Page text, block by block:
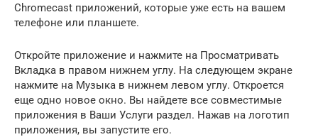
Chromecast приложений, которые уже есть на вашем
телефоне или планшете.
Откройте приложение и нажмите на Просматривать
Вкладка в правом нижнем углу. На следующем экране
нажмите на Музыка в нижнем левом углу. Откроется
еще одно новое окно. Вы найдете все совместимые
приложения в Ваши Услуги раздел. Нажав на логотип
приложения, вы запустите его.